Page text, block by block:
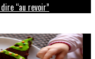
“au revoir”